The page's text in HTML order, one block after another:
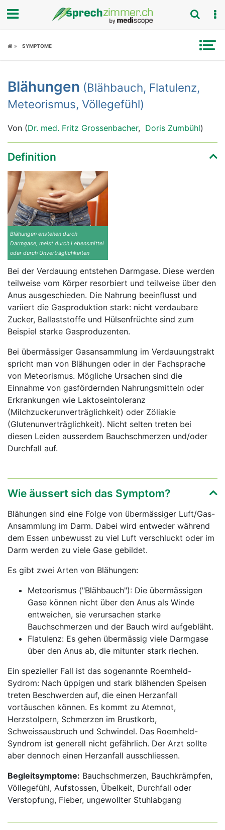
Fokus
Symptome
Ratgeber
Rubriken
SYMPTOME
Blähungen (Blähbauch, Flatulenz,
Meteorismus, Völlegefühl)
Von (Dr. med. Fritz Grossenbacher, Doris Zumbühl)
Definition
Blähungen enstehen durch
Darmgase, meist durch Lebensmittel
oder durch Unverträglichkeiten
Bei der Verdauung entstehen Darmgase. Diese werden
teilweise vom Körper resorbiert und teilweise über den
Anus ausgeschieden. Die Nahrung beeinflusst und
variiert die Gasproduktion stark: nicht verdaubare
Zucker, Ballaststoffe und Hülsenfrüchte sind zum
Beispiel starke Gasproduzenten.
Bei übermässiger Gasansammlung im Verdauungstrakt
spricht man von Blähungen oder in der Fachsprache
von Meteorismus. Mögliche Ursachen sind die
Einnahme von gasfördernden Nahrungsmitteln oder
Erkrankungen wie Laktoseintoleranz
(Milchzuckerunverträglichkeit) oder Zöliakie
(Glutenunverträglichkeit). Nicht selten treten bei
diesen Leiden ausserdem Bauchschmerzen und/oder
Durchfall auf.
Wie äussert sich das Symptom?
Blähungen sind eine Folge von übermässiger Luft/Gas-
Ansammlung im Darm. Dabei wird entweder während
dem Essen unbewusst zu viel Luft verschluckt oder im
Darm werden zu viele Gase gebildet.
Es gibt zwei Arten von Blähungen:
Meteorismus ("Blähbauch"): Die übermässigen
Gase können nicht über den Anus als Winde
entweichen, sie verursachen starke
Bauchschmerzen und der Bauch wird aufgebläht.
Flatulenz: Es gehen übermässig viele Darmgase
über den Anus ab, die mitunter stark riechen.
Ein spezieller Fall ist das sogenannte Roemheld-
Sydrom: Nach üppigen und stark blähenden Speisen
treten Beschwerden auf, die einen Herzanfall
vortäuschen können. Es kommt zu Atemnot,
Herzstolpern, Schmerzen im Brustkorb,
Schweissausbruch und Schwindel. Das Roemheld-
Syndrom ist generell nicht gefährlich. Der Arzt sollte
aber dennoch einen Herzanfall ausschliessen.
Begleitsymptome: Bauchschmerzen, Bauchkrämpfen,
Völlegefühl, Aufstossen, Übelkeit, Durchfall oder
Verstopfung, Fieber, ungewollter Stuhlabgang